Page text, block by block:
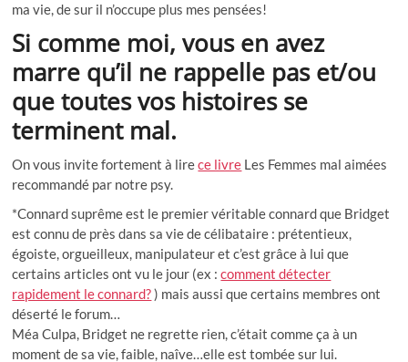
ma vie, de sur il n’occupe plus mes pensées!
Si comme moi, vous en avez
marre qu’il ne rappelle pas et/ou
que toutes vos histoires se
terminent mal.
On vous invite fortement à lirece livre Les Femmes mal aimées
recommandé par notre psy.
*Connard suprême est le premier véritable connard que Bridget
est connu de près dans sa vie de célibataire : prétentieux,
égoiste, orgueilleux, manipulateur et c’est grâce à lui que
certains articles ont vu le jour (ex :comment détecter
rapidement le connard?) mais aussi que certains membres ont
déserté le forum…
Méa Culpa, Bridget ne regrette rien, c’était comme ça à un
moment de sa vie, faible, naîve…elle est tombée sur lui.